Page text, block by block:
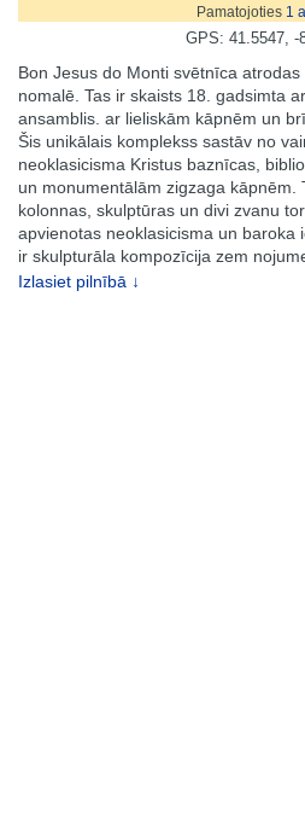
Pamatojoties 1
GPS: 41.5547, -
Bon Jesus do Monti svētnīca
nomalē. Tas ir skaists 18. gadsimta
ansamblis. ar lieliskām kāpnēm un
Šis unikālais komplekss sastāv no
neoklasicisma Kristus baznīcas,
un monumentālām zigzaga kāpnēm.
kolonnas, skulptūras un divi zvanu
apvienotas neoklasicisma un baroka
ir skulpturāla kompozīcija zem
Izlasiet pilnībā ↓